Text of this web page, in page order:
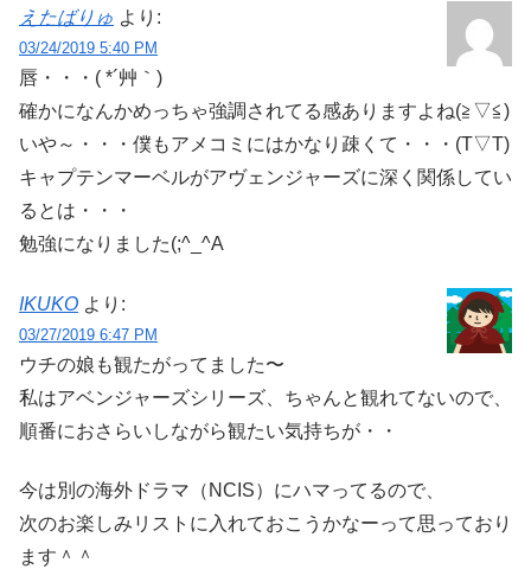
えたばりゅ より:
03/24/2019 5:40 PM
唇・・・( *´艸｀)
確かになんかめっちゃ強調されてる感ありますよね(≧▽≦)
いや～・・・僕もアメコミにはかなり疎くて・・・(T▽T)
キャプテンマーベルがアヴェンジャーズに深く関係してい
るとは・・・
勉強になりました(;^_^A
IKUKO より:
03/27/2019 6:47 PM
ウチの娘も観たがってました〜
私はアベンジャーズシリーズ、ちゃんと観れてないので、
順番におさらいしながら観たい気持ちが・・
今は別の海外ドラマ（NCIS）にハマってるので、
次のお楽しみリストに入れておこうかなーって思っており
ます＾＾